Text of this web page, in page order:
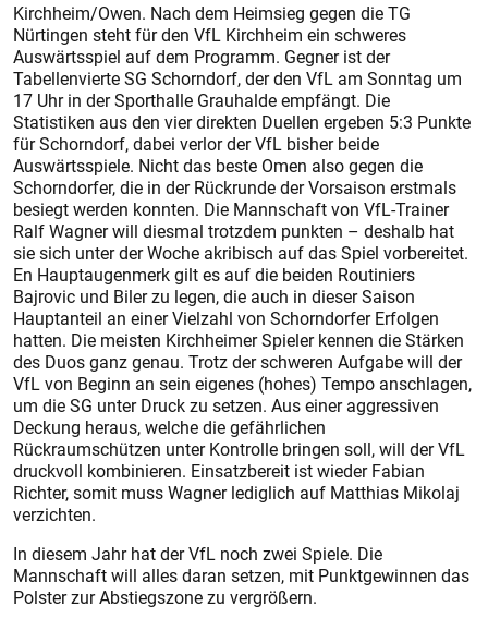
Kirchheim/Owen. Nach dem Heimsieg gegen die TG
Nürtingen steht für den VfL Kirchheim ein schweres
Auswärtsspiel auf dem Programm. Gegner ist der
Tabellenvierte SG Schorndorf, der den VfL am Sonntag um
17 Uhr in der Sporthalle Grauhalde empfängt. Die
Statistiken aus den vier direkten Duellen ergeben 5:3 Punkte
für Schorndorf, dabei verlor der VfL bisher beide
Auswärtsspiele. Nicht das beste Omen also gegen die
Schorndorfer, die in der Rückrunde der Vorsaison erstmals
besiegt werden konnten. Die Mannschaft von VfL-Trainer
Ralf Wagner will diesmal trotzdem punkten – deshalb hat
sie sich unter der Woche akribisch auf das Spiel vorbereitet.
En Hauptaugenmerk gilt es auf die beiden Routiniers
Bajrovic und Biler zu legen, die auch in dieser Saison
Hauptanteil an einer Vielzahl von Schorndorfer Erfolgen
hatten. Die meisten Kirchheimer Spieler kennen die Stärken
des Duos ganz genau. Trotz der schweren Aufgabe will der
VfL von Beginn an sein eigenes (hohes) Tempo anschlagen,
um die SG unter Druck zu setzen. Aus einer aggressiven
Deckung heraus, welche die gefährlichen
Rückraumschützen unter Kontrolle bringen soll, will der VfL
druckvoll kombinieren. Einsatzbereit ist wieder Fabian
Richter, somit muss Wagner lediglich auf Matthias Mikolaj
verzichten.
In diesem Jahr hat der VfL noch zwei Spiele. Die
Mannschaft will alles daran setzen, mit Punktgewinnen das
Polster zur Abstiegszone zu vergrößern.